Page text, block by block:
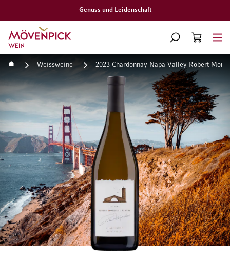
Genuss und Leidenschaft
Zur Startseite
SUCHE WARENKORB
Minicart
Startseite Weissweine 2023 Chardonnay Napa Valley Robert
Zum Ende der Bildgalerie springen
Zum Anfang der